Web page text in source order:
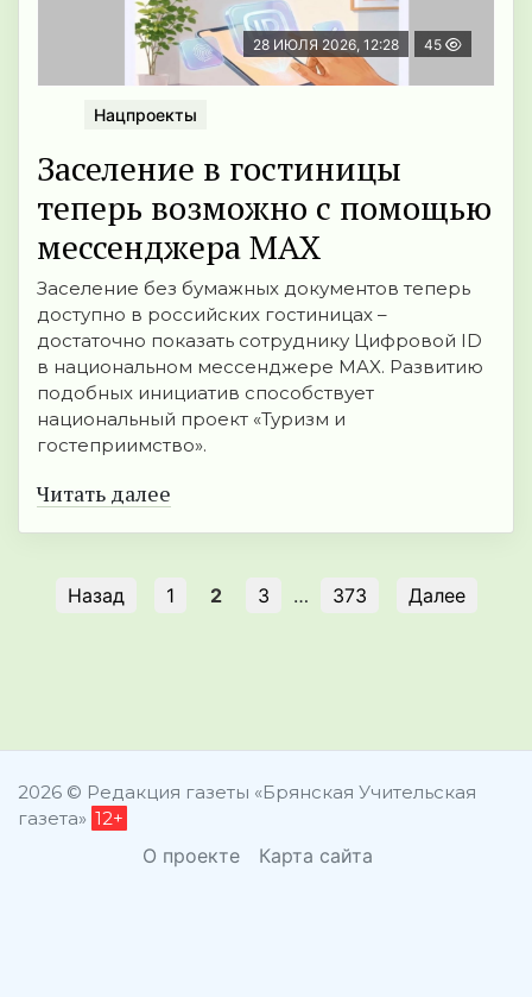
28 ИЮЛЯ 2026, 12:28 45
Нацпроекты
Заселение в гостиницы
теперь возможно с помощью
мессенджера MAX
Заселение без бумажных документов теперь
доступно в российских гостиницах –
достаточно показать сотруднику Цифровой ID
в национальном мессенджере MAX. Развитию
подобных инициатив способствует
национальный проект «Туризм и
гостеприимство».
Читать далее
Назад 1 2 3 … 373 Далее
2026 © Редакция газеты «Брянская Учительская
газета» 12+
О проекте Карта сайта